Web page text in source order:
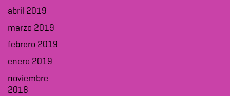
abril 2019
marzo 2019
febrero 2019
enero 2019
noviembre
2018